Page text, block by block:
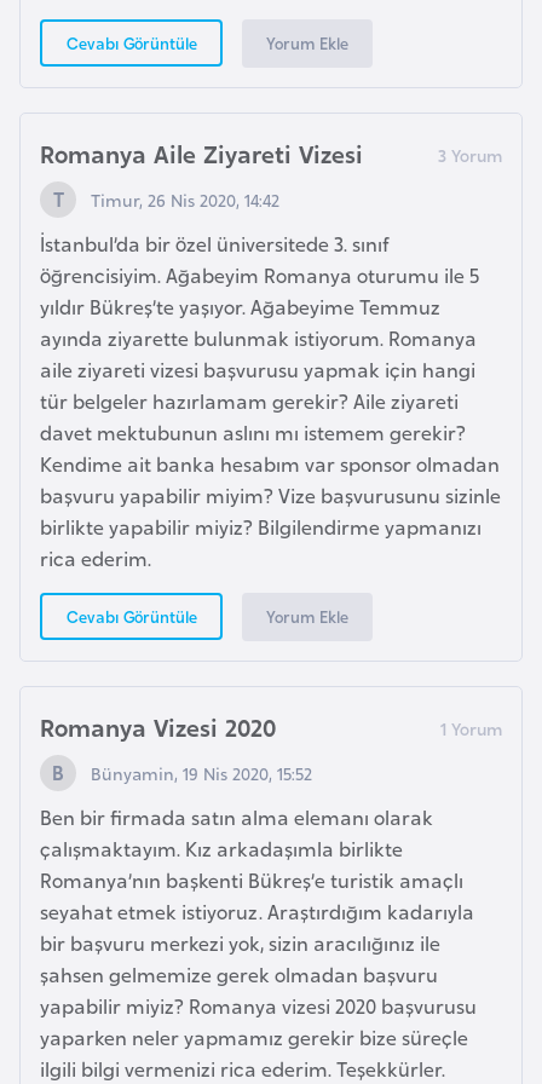
Cevabı Görüntüle Yorum Ekle
Romanya Aile Ziyareti Vizesi
Timur, 26 Nis 2020, 14:42
İstanbul’da bir özel üniversitede 3. sınıf
öğrencisiyim. Ağabeyim Romanya oturumu ile 5
yıldır Bükreş’te yaşıyor. Ağabeyime Temmuz
ayında ziyarette bulunmak istiyorum. Romanya
aile ziyareti vizesi başvurusu yapmak için hangi
tür belgeler hazırlamam gerekir? Aile ziyareti
davet mektubunun aslını mı istemem gerekir?
Kendime ait banka hesabım var sponsor olmadan
başvuru yapabilir miyim? Vize başvurusunu sizinle
birlikte yapabilir miyiz? Bilgilendirme yapmanızı
rica ederim.
Cevabı Görüntüle Yorum Ekle
Romanya Vizesi 2020
Bünyamin, 19 Nis 2020, 15:52
Ben bir firmada satın alma elemanı olarak
çalışmaktayım. Kız arkadaşımla birlikte
Romanya’nın başkenti Bükreş’e turistik amaçlı
seyahat etmek istiyoruz. Araştırdığım kadarıyla
bir başvuru merkezi yok, sizin aracılığınız ile
şahsen gelmemize gerek olmadan başvuru
yapabilir miyiz? Romanya vizesi 2020 başvurusu
yaparken neler yapmamız gerekir bize süreçle
ilgili bilgi vermenizi rica ederim. Teşekkürler.
G
i
n
B
i
s
s
a
u
G
n
e
G
r
n
a
a
G
ü
n
e
y
K
o
r
e